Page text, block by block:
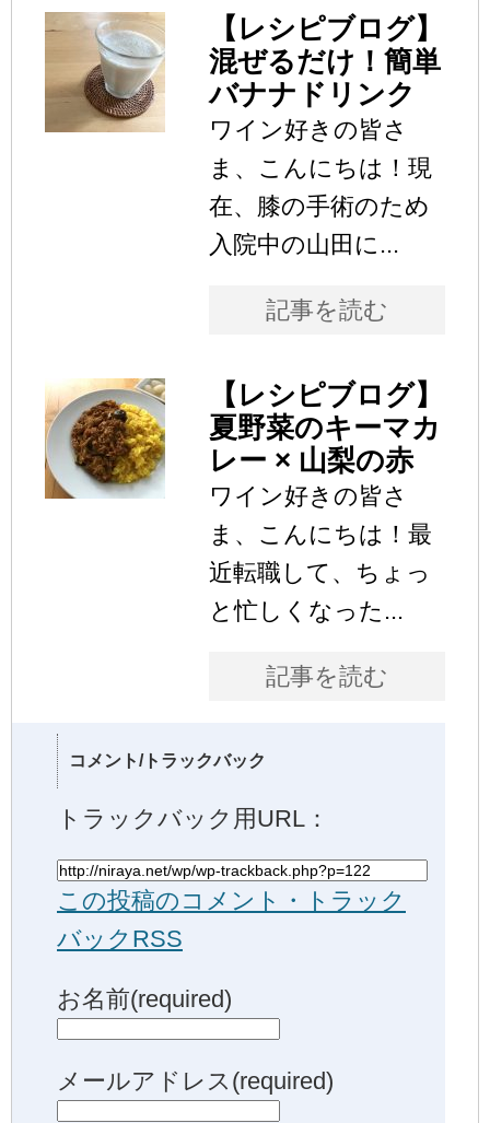
【レシピブログ】
混ぜるだけ！簡単
バナナドリンク
ワイン好きの皆さ
ま、こんにちは！現
在、膝の手術のため
入院中の山田に...
記事を読む
【レシピブログ】
夏野菜のキーマカ
レー × 山梨の赤
ワイン好きの皆さ
ま、こんにちは！最
近転職して、ちょっ
と忙しくなった...
記事を読む
コメント/トラックバック
トラックバック用URL：
この投稿のコメント・トラック
バックRSS
お名前(required)
メールアドレス(required)